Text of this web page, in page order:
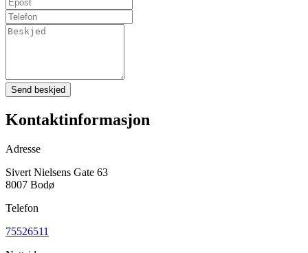
Send beskjed
Kontaktinformasjon
Adresse
Sivert Nielsens Gate 63
8007 Bodø
Telefon
75526511